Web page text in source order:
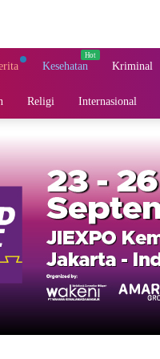
Kesehatan Kriminal
Religi Internasional